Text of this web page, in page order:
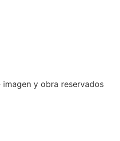
y obra reservados